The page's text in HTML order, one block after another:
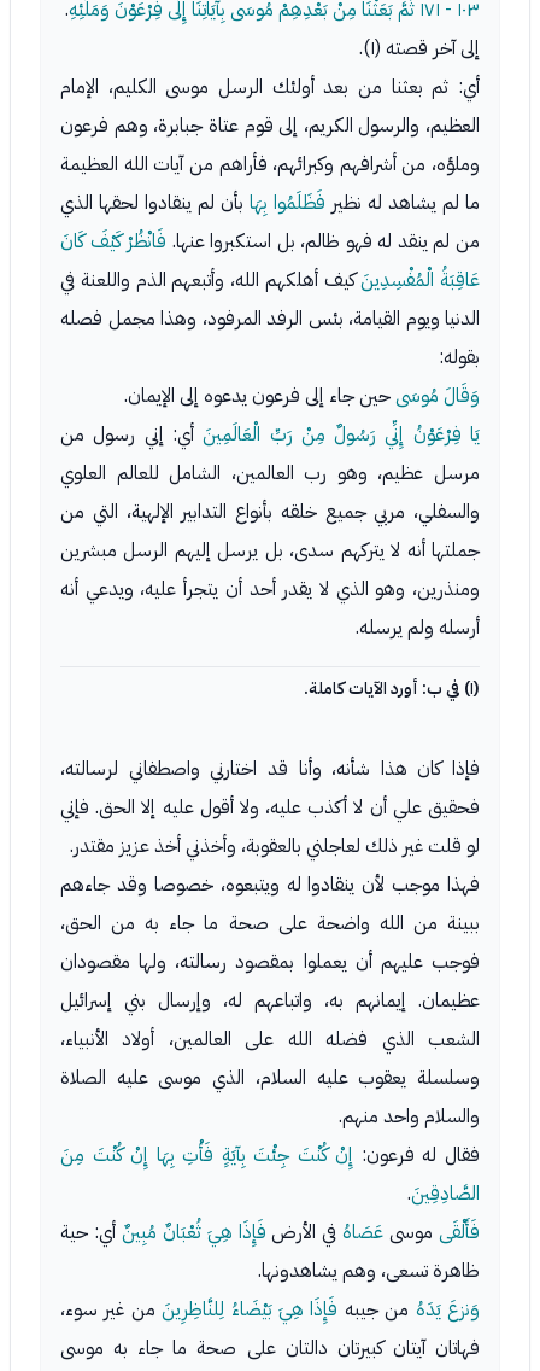
١٠٣ - ١٧١ ثُمَّ بَعَثْنَا مِنْ بَعْدِهِمْ مُوسَى بِآيَاتِنَا إِلَى فِرْعَوْنَ وَمَلَئِهِ.
إلى آخر قصته (١).
أي: ثم بعثنا من بعد أولئك الرسل موسى الكليم، الإمام
العظيم، والرسول الكريم، إلى قوم عتاة جبابرة، وهم فرعون
وملؤه، من أشرافهم وكبرائهم، فأراهم من آيات الله العظيمة
ما لم يشاهد له نظير فَظَلَمُوا بِهَا بأن لم ينقادوا لحقها الذي
من لم ينقد له فهو ظالم، بل استكبروا عنها. فَانْظُرْ كَيْفَ كَانَ
عَاقِبَةُ الْمُفْسِدِينَكيف أهلكهم الله، وأتبعهم الذم واللعنة في
الدنيا ويوم القيامة، بئس الرفد المرفود، وهذا مجمل فصله
بقوله:
وَقَالَ مُوسَىحين جاء إلى فرعون يدعوه إلى الإيمان.
يَا فِرْعَوْنُ إِنِّي رَسُولٌ مِنْ رَبِّ الْعَالَمِينَأي: إني رسول من
مرسل عظيم، وهو رب العالمين، الشامل للعالم العلوي
والسفلي، مربي جميع خلقه بأنواع التدابير الإلهية، التي من
جملتها أنه لا يتركهم سدى، بل يرسل إليهم الرسل مبشرين
ومنذرين، وهو الذي لا يقدر أحد أن يتجرأ عليه، ويدعي أنه
أرسله ولم يرسله.
(١) في ب: أورد الآيات كاملة.
فإذا كان هذا شأنه، وأنا قد اختارني واصطفاني لرسالته،
فحقيق علي أن لا أكذب عليه، ولا أقول عليه إلا الحق. فإني
لو قلت غير ذلك لعاجلني بالعقوبة، وأخذني أخذ عزيز مقتدر.
فهذا موجب لأن ينقادوا له ويتبعوه، خصوصا وقد جاءهم
ببينة من الله واضحة على صحة ما جاء به من الحق،
فوجب عليهم أن يعملوا بمقصود رسالته، ولها مقصودان
عظيمان. إيمانهم به، واتباعهم له، وإرسال بني إسرائيل
الشعب الذي فضله الله على العالمين، أولاد الأنبياء،
وسلسلة يعقوب عليه السلام، الذي موسى عليه الصلاة
والسلام واحد منهم.
فقال له فرعون: إِنْ كُنْتَ جِئْتَ بِآيَةٍ فَأْتِ بِهَا إِنْ كُنْتَ مِنَ
الصَّادِقِينَ.
فَأَلْقَىموسى عَصَاهُفي الأرض فَإِذَا هِيَ ثُعْبَانٌ مُبِينٌ أي: حية
ظاهرة تسعى، وهم يشاهدونها.
وَنزعَ يَدَهُ من جيبه فَإِذَا هِيَ بَيْضَاءُ لِلنَّاظِرِينَمن غير سوء،
فهاتان آيتان كبيرتان دالتان على صحة ما جاء به موسى